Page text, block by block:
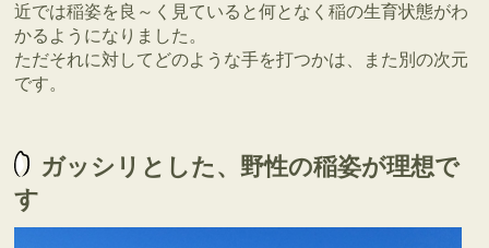
近では稲姿を良～く見ていると何となく稲の生育状態がわ
かるようになりました。
ただそれに対してどのような手を打つかは、また別の次元
です。
ガッシリとした、野性の稲姿が理想で
す